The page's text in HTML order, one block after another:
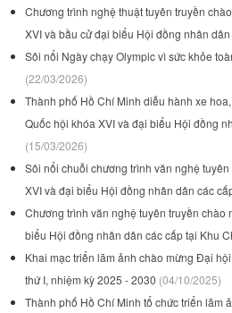
Chương trình nghệ thuật tuyên truyền
XVI và bầu cử đại biểu Hội đồng nhân
Sôi nổi Ngày chạy Olympic vì sức khỏe
(22/03/2026)
Thành phố Hồ Chí Minh diễu hành xe
Quốc hội khóa XVI và đại biểu Hội đồng
(15/03/2026)
Sôi nổi chuỗi chương trình văn nghệ
XVI và đại biểu Hội đồng nhân dân các
Chương trình văn nghệ tuyên truyền
biểu Hội đồng nhân dân các cấp tại Khu
Khai mạc triển lãm ảnh chào mừng Đại
thứ I, nhiệm kỳ 2025 - 2030 (04/10/2025)
Thành phố Hồ Chí Minh tổ chức triển lãm